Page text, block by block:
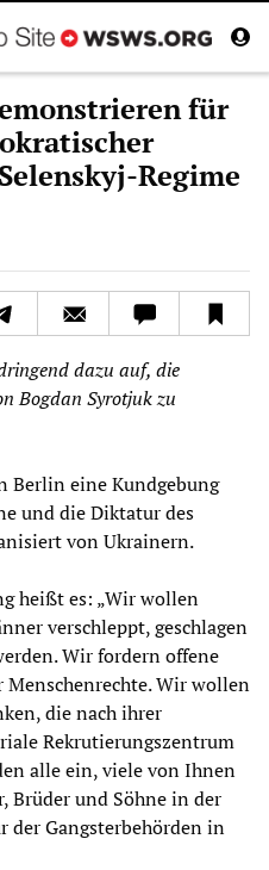
für
Regime
dazu auf, die
Bogdan Syrotjuk zu
Berlin eine Kundgebung
und die Diktatur des
von Ukrainern.
heißt es: „Wir wollen
verschleppt, geschlagen
Wir fordern offene
Wir wollen
die nach ihrer
Rekrutierungszentrum
alle ein, viele von Ihnen
Brüder und Söhne in der
der Gangsterbehörden in